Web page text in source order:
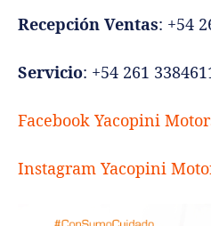
Recepción Ventas: +54
Servicio: +54 261
Facebook Yacopini
Instagram Yacopini